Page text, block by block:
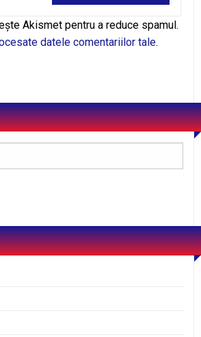
Akismet pentru a reduce spamul.
datele comentariilor tale.